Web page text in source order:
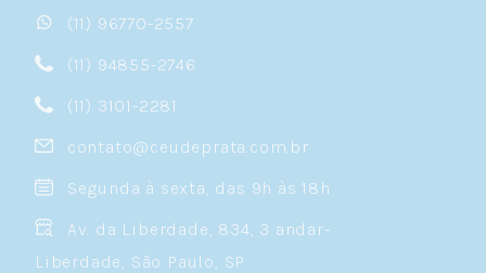
(11) 96770-2557
(11) 94855-2746
(11) 3101-2281
contato@ceudeprata.com.br
Segunda à sexta, das 9h às 18h
Av. da Liberdade, 834, 3 andar-
Liberdade, São Paulo, SP